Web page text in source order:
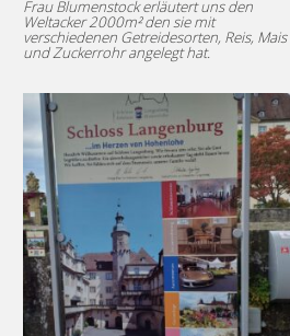
Frau Blumenstock erläutert uns den
Weltacker 2000m² den sie mit
verschiedenen Getreidesorten, Reis, Mais
und Zuckerrohr angelegt hat.